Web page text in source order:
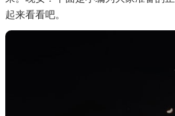
起来看看吧。